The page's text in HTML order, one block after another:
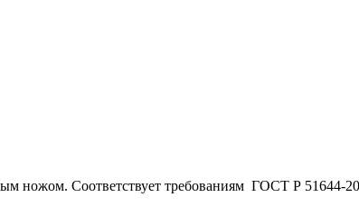
ножом. Соответствует требованиям ГОСТ Р 51644-